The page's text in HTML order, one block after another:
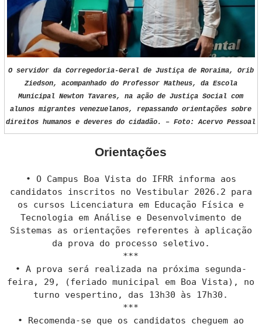
O servidor da Corregedoria-Geral de Justiça de Roraima, Orib
Ziedson, acompanhado do Professor Matheus, da Escola
Municipal Newton Tavares, na ação de Justiça Social com
alunos migrantes venezuelanos, repassando orientações sobre
direitos humanos e deveres do cidadão. – Foto: Acervo Pessoal
Orientações
• O Campus Boa Vista do IFRR informa aos
candidatos inscritos no Vestibular 2026.2 para
os cursos Licenciatura em Educação Física e
Tecnologia em Análise e Desenvolvimento de
Sistemas as orientações referentes à aplicação
da prova do processo seletivo.
***
• A prova será realizada na próxima segunda-
feira, 29, (feriado municipal em Boa Vista), no
turno vespertino, das 13h30 às 17h30.
***
• Recomenda-se que os candidatos cheguem ao